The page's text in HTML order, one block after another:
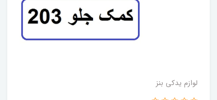
لوازم یدکی بنز